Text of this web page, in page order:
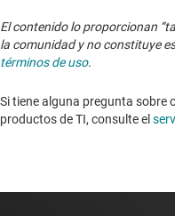
El contenido lo proporcionan
la comunidad y no constituye
términos de uso.
Si tiene alguna pregunta sobre
productos de TI, consulte el